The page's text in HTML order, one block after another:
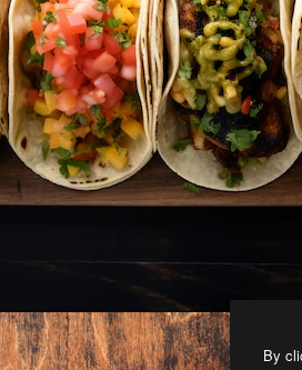
AI 音声合
ストック
ツ
Claude/
向けMCP
エージェ
API
モバイル
すべての
2026Freepik Company S.L.U.無断複写・転
By